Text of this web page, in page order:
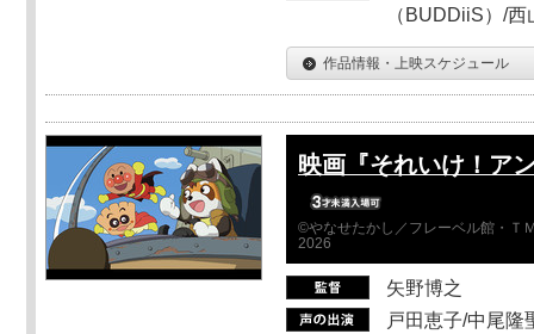
（BUDDiiS）/
作品情報・上映スケジュール
映画『それいけ！ア
©やなせたかし／フレーベル館・Ｔ
2026
矢野博之
戸田恵子/中尾隆